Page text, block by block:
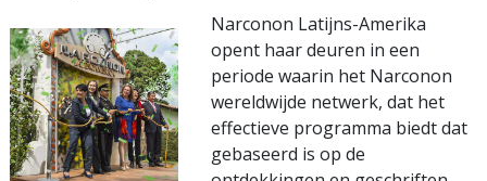
Narconon Latijns-Amerika
opent haar deuren in een
periode waarin het Narconon
wereldwijde netwerk, dat het
effectieve programma biedt dat
gebaseerd is op de